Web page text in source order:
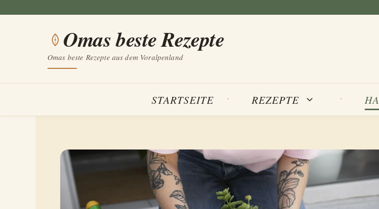
Omas beste Rezepte
Omas beste Rezepte aus dem Voralpenland
STARTSEITE REZEPTE